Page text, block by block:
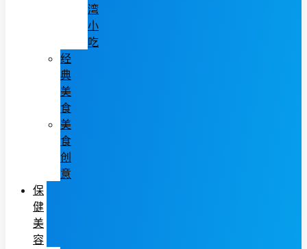
湾
小
吃
经
典
美
食
美
食
创
意
保
健
美
容